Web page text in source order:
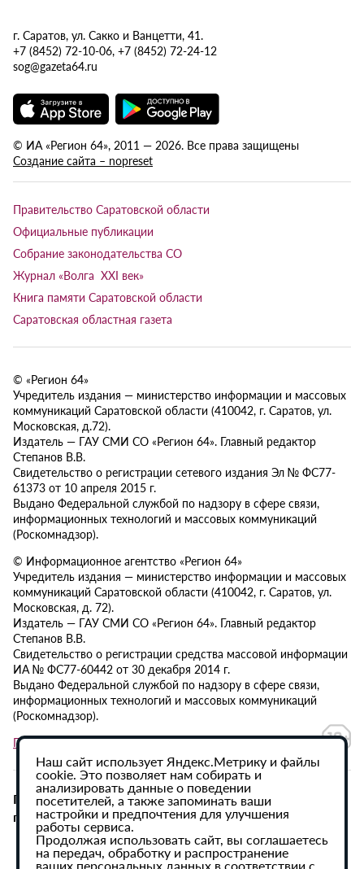
г. Саратов, ул. Сакко и Ванцетти, 41.
+7 (8452) 72-10-06, +7 (8452) 72-24-12
sog@gazeta64.ru
© ИА «Регион 64», 2011 — 2026. Все права защищены
Создание сайта – nopreset
Правительство Саратовской области
Официальные публикации
Собрание законодательства СО
Журнал «Волга XXI век»
Книга памяти Саратовской области
Саратовская областная газета
© «Регион 64»
Учредитель издания — министерство информации и массовых
коммуникаций Саратовской области (410042, г. Саратов, ул.
Московская, д.72).
Издатель — ГАУ СМИ СО «Регион 64». Главный редактор
Степанов В.В.
Свидетельство о регистрации сетевого издания Эл № ФС77-
61373 от 10 апреля 2015 г.
Выдано Федеральной службой по надзору в сфере связи,
информационных технологий и массовых коммуникаций
(Роскомнадзор).
© Информационное агентство «Регион 64»
Учредитель издания — министерство информации и массовых
коммуникаций Саратовской области (410042, г. Саратов, ул.
Московская, д. 72).
Издатель — ГАУ СМИ СО «Регион 64». Главный редактор
Степанов В.В.
Свидетельство о регистрации средства массовой информации
ИА № ФС77-60442 от 30 декабря 2014 г.
Выдано Федеральной службой по надзору в сфере связи,
информационных технологий и массовых коммуникаций
(Роскомнадзор).
Политика в отношении обработки персональных данных
При использовании материалов сайта активная
гиперссылка на ИА «Регион 64» обязательна.
Наш сайт использует Яндекс.Метрику и файлы
cookie. Это позволяет нам собирать и
анализировать данные о поведении
посетителей, а также запоминать ваши
настройки и предпочтения для улучшения
работы сервиса.
Продолжая использовать сайт, вы соглашаетесь
на передач, обработку и распространение